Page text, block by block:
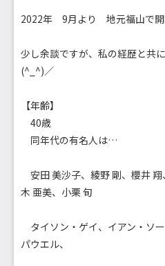
2022年 9月より 地元福山で開
少し余談ですが、私の経歴と共
(^_^)／
【年齢】
40歳
同年代の有名人は…
安田 美沙子、綾野 剛、櫻井
木 亜美、小栗 旬
タイソン・ゲイ、イアン・ソ
パウエル、